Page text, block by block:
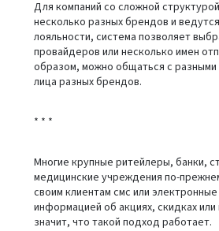
Для компаний со сложной
несколько разных брендов и
лояльности, система позволяет
провайдеров или несколько имен
образом, можно общаться с
лица разных брендов.
* * *
Многие крупные ритейлеры, банки,
медицинские учреждения по-
своим клиентам смс или электронные
информацией об акциях, скидках
значит, что такой подход работает.